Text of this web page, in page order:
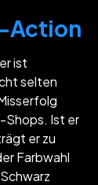
Action
ist
selten
Shops. Ist er
er zu
Farbwahl